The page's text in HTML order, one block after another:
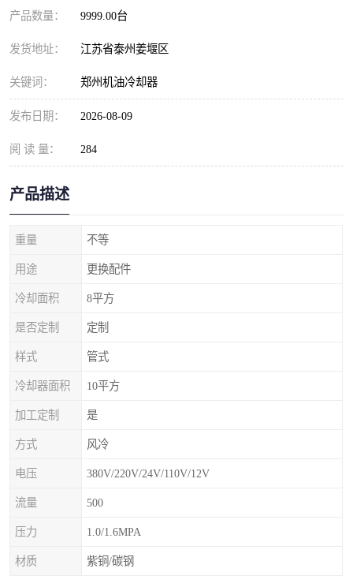
产品数量： 9999.00台
发货地址： 江苏省泰州姜堰区
关键词： 郑州机油冷却器
发布日期： 2026-08-09
阅 读 量： 284
产品描述
重量 不等
用途 更换配件
冷却面积 8平方
是否定制 定制
样式 管式
冷却器面积 10平方
加工定制 是
方式 风冷
电压 380V/220V/24V/110V/12V
流量 500
压力 1.0/1.6MPA
材质 紫铜/碳钢